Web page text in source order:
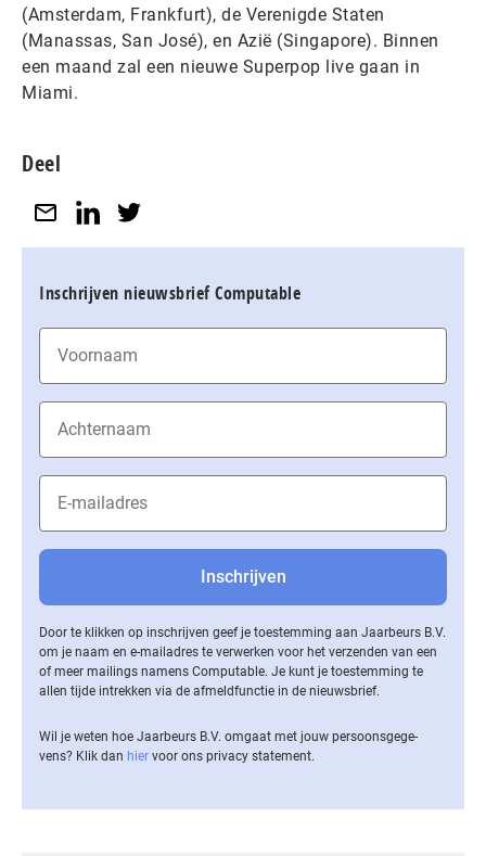
(Amsterdam, Frankfurt), de Verenigde Staten
(Manassas, San José), en Azië (Singapore). Binnen
een maand zal een nieuwe Superpop live gaan in
Miami.
Deel
Inschrijven nieuwsbrief Computable
Door te klikken op inschrijven geef je toestemming aan Jaarbeurs B.V.
om je naam en e-mailadres te verwerken voor het verzenden van een
of meer mailings namens Computable. Je kunt je toestemming te
allen tijde intrekken via de af­meld­func­tie in de nieuwsbrief.
Wil je weten hoe Jaarbeurs B.V. omgaat met jouw per­soons­ge­ge­
vens? Klik dan hier voor ons privacy statement.